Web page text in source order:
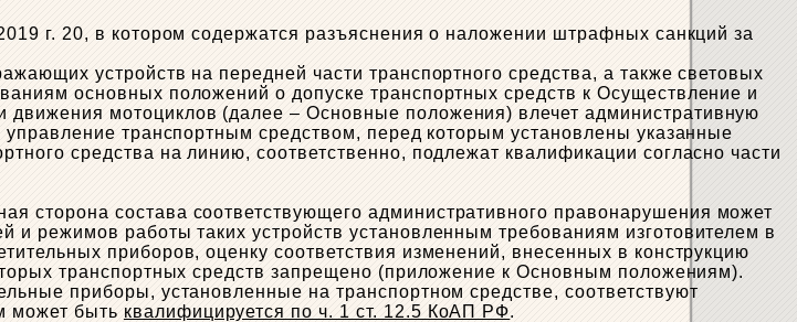
г. 20, в котором содержатся разъяснения о наложении штрафных санкций за
устройств на передней части транспортного средства, а также световых
основных положений о допуске транспортных средств к Осуществление и
мотоциклов (далее – Основные положения) влечет административную
транспортным средством, перед которым установлены указанные
средства на линию, соответственно, подлежат квалификации согласно части
сторона состава соответствующего административного правонарушения может
и режимов работы таких устройств установленным требованиям изготовителем в
приборов, оценку соответствия изменений, внесенных в конструкцию
транспортных средств запрещено (приложение к Основным положениям).
приборы, установленные на транспортном средстве, соответствуют
может быть квалифицируется по ч. 1 ст. 12.5 КоАП РФ.